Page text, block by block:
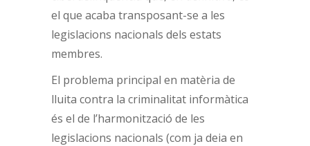
el que acaba transposant-se a les
legislacions nacionals dels estats
membres.
El problema principal en matèria de
lluita contra la criminalitat informàtica
és el de l’harmonització de les
legislacions nacionals (com ja deia en